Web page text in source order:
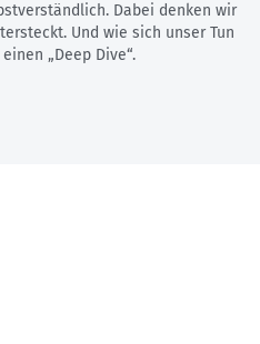
Dabei denken wir
Und wie sich unser Tun
„Deep Dive“.